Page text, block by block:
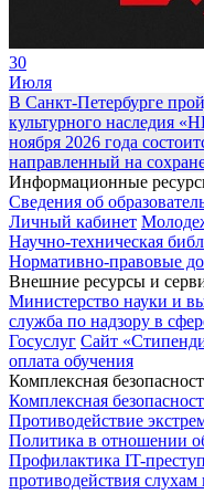
30
Июля
В Санкт-Петербурге
культурного наследия
ноября 2026 года
направленный на
Информационные
Сведения об
Личный кабинет
Научно-техническая
Нормативно-правовые
Внешние ресурсы и
Министерство науки и
служба по надзору в
Госуслуг Сайт
оплата обучения
Комплексная
Комплексная
Противодействие
Политика в отношении
Профилактика IT-
противодействия